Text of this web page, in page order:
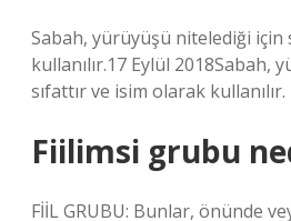
Sabah, yürüyüşü nitelediği için
kullanılır.17 Eylül 2018Sabah,
sıfattır ve isim olarak kullanılır.
Fiilimsi grubu
FİİL GRUBU: Bunlar, önünde